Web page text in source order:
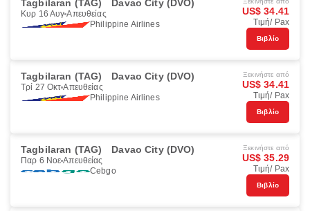
Tagbilaran (TAG) Davao City (DVO)
Κυρ 16 Αυγ Απευθείας
Philippine Airlines
US$ 34.41
Τιμή/ Pax
Βιβλίο
Tagbilaran (TAG) Davao City (DVO)
Τρί 27 Οκτ Απευθείας
Philippine Airlines
Ξεκινήστε από
US$ 34.41
Τιμή/ Pax
Βιβλίο
Tagbilaran (TAG) Davao City (DVO)
Παρ 6 Νοε Απευθείας
Cebgo
Ξεκινήστε από
US$ 35.29
Τιμή/ Pax
Βιβλίο